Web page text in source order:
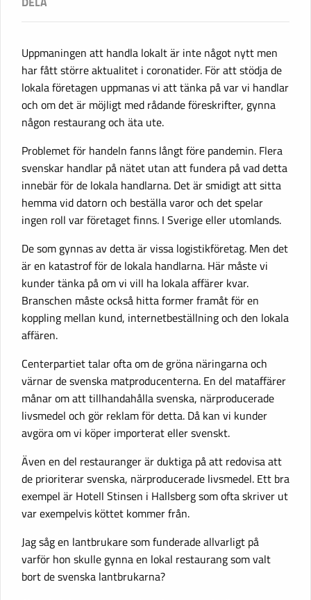
Uppmaningen att handla lokalt är inte något nytt men
har fått större aktualitet i coronatider. För att stödja de
lokala företagen uppmanas vi att tänka på var vi handlar
och om det är möjligt med rådande föreskrifter, gynna
någon restaurang och äta ute.
Problemet för handeln fanns långt före pandemin. Flera
svenskar handlar på nätet utan att fundera på vad detta
innebär för de lokala handlarna. Det är smidigt att sitta
hemma vid datorn och beställa varor och det spelar
ingen roll var företaget finns. I Sverige eller utomlands.
De som gynnas av detta är vissa logistikföretag. Men det
är en katastrof för de lokala handlarna. Här måste vi
kunder tänka på om vi vill ha lokala affärer kvar.
Branschen måste också hitta former framåt för en
koppling mellan kund, internetbeställning och den lokala
affären.
Centerpartiet talar ofta om de gröna näringarna och
värnar de svenska matproducenterna. En del mataffärer
månar om att tillhandahålla svenska, närproducerade
livsmedel och gör reklam för detta. Då kan vi kunder
avgöra om vi köper importerat eller svenskt.
Även en del restauranger är duktiga på att redovisa att
de prioriterar svenska, närproducerade livsmedel. Ett bra
exempel är Hotell Stinsen i Hallsberg som ofta skriver ut
var exempelvis köttet kommer från.
Jag såg en lantbrukare som funderade allvarligt på
varför hon skulle gynna en lokal restaurang som valt
bort de svenska lantbrukarna?